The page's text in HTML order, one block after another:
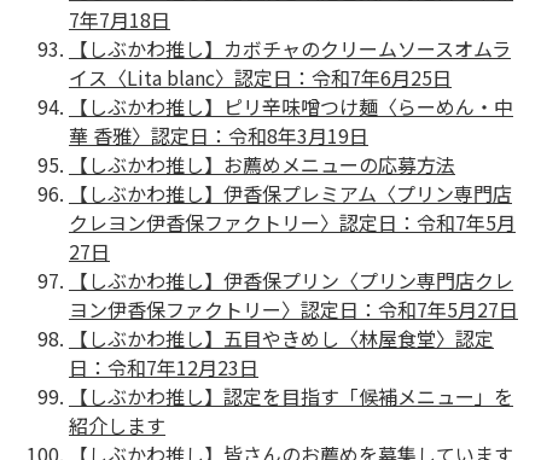
7年7月18日
【しぶかわ推し】カボチャのクリームソースオムラ
イス〈Lita blanc〉認定日：令和7年6月25日
【しぶかわ推し】ピリ辛味噌つけ麺〈らーめん・中
華 香雅〉認定日：令和8年3月19日
【しぶかわ推し】お薦めメニューの応募方法
【しぶかわ推し】伊香保プレミアム〈プリン専門店
クレヨン伊香保ファクトリー〉認定日：令和7年5月
27日
【しぶかわ推し】伊香保プリン〈プリン専門店クレ
ヨン伊香保ファクトリー〉認定日：令和7年5月27日
【しぶかわ推し】五目やきめし〈林屋食堂〉認定
日：令和7年12月23日
【しぶかわ推し】認定を目指す「候補メニュー」を
紹介します
【しぶかわ推し】皆さんのお薦めを募集しています